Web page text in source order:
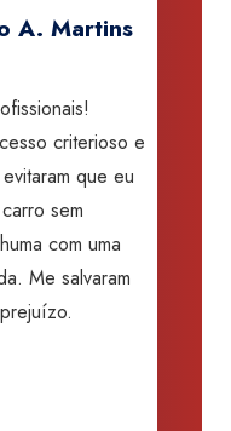
e
que eu
uma
salvaram